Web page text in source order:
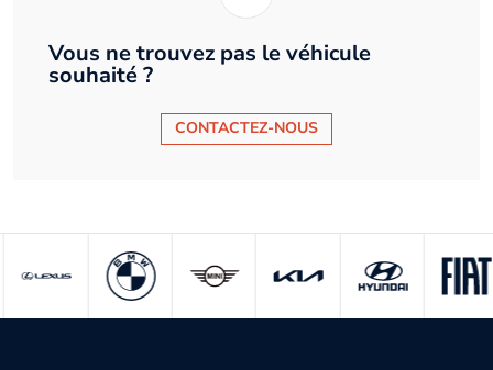
Vous ne trouvez pas le véhicule
souhaité ?
CONTACTEZ-NOUS